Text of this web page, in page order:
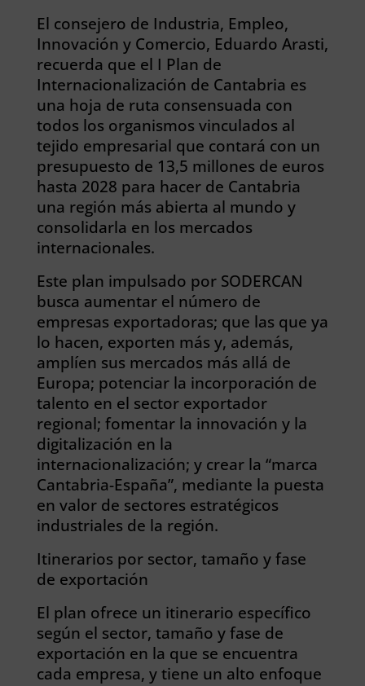
El consejero de Industria, Empleo,
Innovación y Comercio, Eduardo Arasti,
recuerda que el I Plan de
Internacionalización de Cantabria es
una hoja de ruta consensuada con
todos los organismos vinculados al
tejido empresarial que contará con un
presupuesto de 13,5 millones de euros
hasta 2028 para hacer de Cantabria
una región más abierta al mundo y
consolidarla en los mercados
internacionales.
Este plan impulsado por SODERCAN
busca aumentar el número de
empresas exportadoras; que las que ya
lo hacen, exporten más y, además,
amplíen sus mercados más allá de
Europa; potenciar la incorporación de
talento en el sector exportador
regional; fomentar la innovación y la
digitalización en la
internacionalización; y crear la “marca
Cantabria-España”, mediante la puesta
en valor de sectores estratégicos
industriales de la región.
Itinerarios por sector, tamaño y fase
de exportación
El plan ofrece un itinerario específico
según el sector, tamaño y fase de
exportación en la que se encuentra
cada empresa, y tiene un alto enfoque